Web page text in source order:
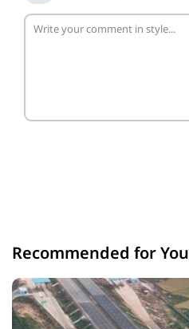
Recommended for You